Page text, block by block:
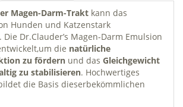
Magen-Darm-Trakt kann das
Hunden und Katzenstark
Dr.Clauder’s Magen-Darm Emulsion
die natürliche
zu fördern und das Gleichgewicht
zu stabilisieren. Hochwertiges
die Basis dieserbekömmlichen